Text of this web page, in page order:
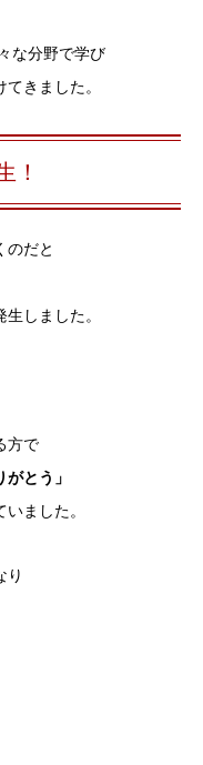
な分野で学び
きました。
！
のだと
しました。
方で
がとう」
ました。
り